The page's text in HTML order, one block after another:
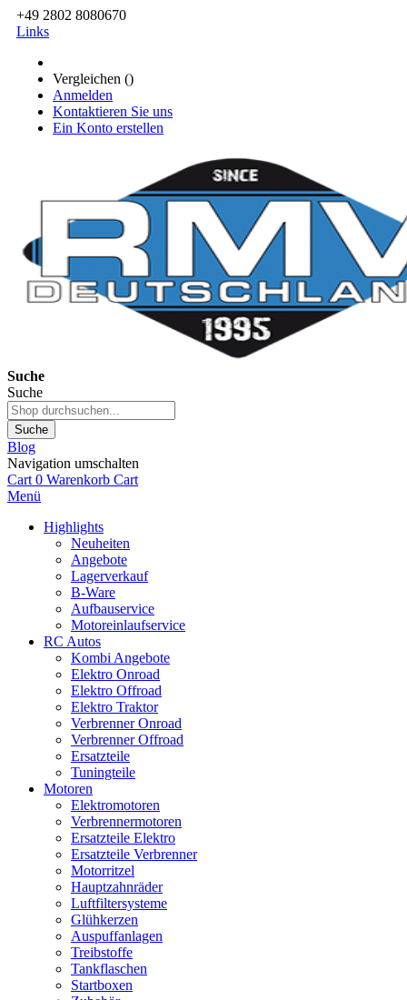
+49 2802 8080670
Links
Vergleichen ()
Anmelden
Kontaktieren Sie uns
Ein Konto erstellen
Suche
Suche
Suche
Blog
Navigation umschalten
Cart 0 Warenkorb Cart
Menü
Highlights
Neuheiten
Angebote
Lagerverkauf
B-Ware
Aufbauservice
Motoreinlaufservice
RC Autos
Kombi Angebote
Elektro Onroad
Elektro Offroad
Elektro Traktor
Verbrenner Onroad
Verbrenner Offroad
Ersatzteile
Tuningteile
Motoren
Elektromotoren
Verbrennermotoren
Ersatzteile Elektro
Ersatzteile Verbrenner
Motorritzel
Hauptzahnräder
Luftfiltersysteme
Glühkerzen
Auspuffanlagen
Treibstoffe
Tankflaschen
Startboxen